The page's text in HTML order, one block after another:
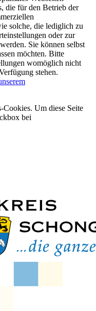
die für den Betrieb der
solche, die lediglich zu
oder zur
Sie können selbst
möchten. Bitte
womöglich nicht
stehen.
Cookies. Um diese Seite
bei